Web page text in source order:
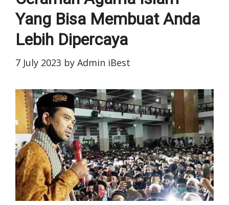
Yang Bisa Membuat Anda
Lebih Dipercaya
7 July 2023 by Admin iBest